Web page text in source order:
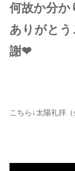
何故か分
ありがと
謝❤
こちら↓太陽礼拝